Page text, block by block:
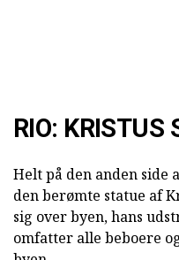
RIO: KRISTUS
Helt på den anden side
den berømte statue af
sig over byen, hans
omfatter alle beboere